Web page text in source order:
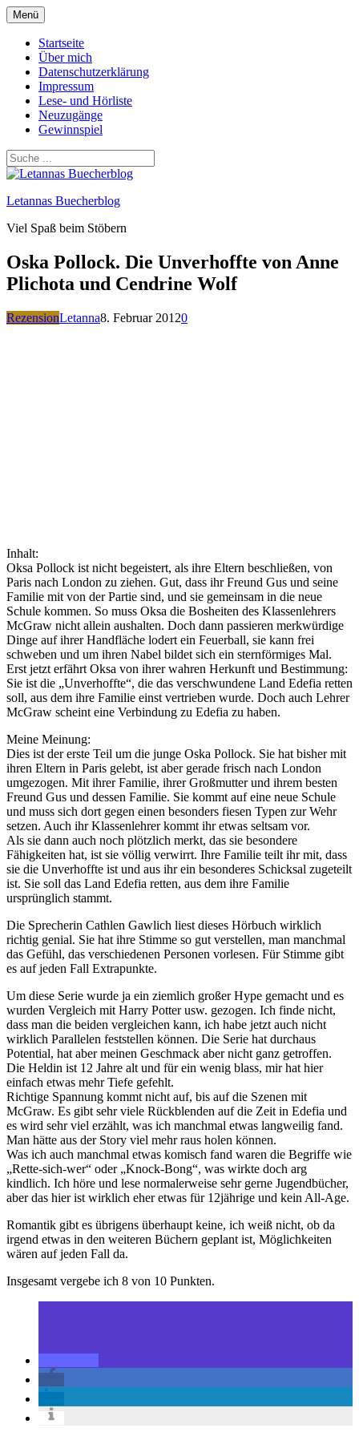
Zum
Inhalt
springen
Menü
Startseite
Über mich
Datenschutzerklärung
Impressum
Lese- und Hörliste
Neuzugänge
Gewinnspiel
Letannas Buecherblog
Viel Spaß beim Stöbern
Oska Pollock. Die Unverhoffte von Anne
Plichota und Cendrine Wolf
RezensionLetanna8. Februar 20120
Inhalt:
Oksa Pollock ist nicht begeistert, als ihre Eltern beschließen, von
Paris nach London zu ziehen. Gut, dass ihr Freund Gus und seine
Familie mit von der Partie sind, und sie gemeinsam in die neue
Schule kommen. So muss Oksa die Bosheiten des Klassenlehrers
McGraw nicht allein aushalten. Doch dann passieren merkwürdige
Dinge auf ihrer Handfläche lodert ein Feuerball, sie kann frei
schweben und um ihren Nabel bildet sich ein sternförmiges Mal.
Erst jetzt erfährt Oksa von ihrer wahren Herkunft und Bestimmung:
Sie ist die „Unverhoffte“, die das verschwundene Land Edefia retten
soll, aus dem ihre Familie einst vertrieben wurde. Doch auch Lehrer
McGraw scheint eine Verbindung zu Edefia zu haben.
Meine Meinung:
Dies ist der erste Teil um die junge Oska Pollock. Sie hat bisher mit
ihren Eltern in Paris gelebt, ist aber gerade frisch nach London
umgezogen. Mit ihrer Familie, ihrer Großmutter und ihrem besten
Freund Gus und dessen Familie. Sie kommt auf eine neue Schule
und muss sich dort gegen einen besonders fiesen Typen zur Wehr
setzen. Auch ihr Klassenlehrer kommt ihr etwas seltsam vor.
Als sie dann auch noch plötzlich merkt, das sie besondere
Fähigkeiten hat, ist sie völlig verwirrt. Ihre Familie teilt ihr mit, dass
sie die Unverhoffte ist und aus ihr ein besonderes Schicksal zugeteilt
ist. Sie soll das Land Edefia retten, aus dem ihre Familie
ursprünglich stammt.
Die Sprecherin Cathlen Gawlich liest dieses Hörbuch wirklich
richtig genial. Sie hat ihre Stimme so gut verstellen, man manchmal
das Gefühl, das verschiedenen Personen vorlesen. Für Stimme gibt
es auf jeden Fall Extrapunkte.
Um diese Serie wurde ja ein ziemlich großer Hype gemacht und es
wurden Vergleich mit Harry Potter usw. gezogen. Ich finde nicht,
dass man die beiden vergleichen kann, ich habe jetzt auch nicht
wirklich Parallelen feststellen können. Die Serie hat durchaus
Potential, hat aber meinen Geschmack aber nicht ganz getroffen.
Die Heldin ist 12 Jahre alt und für ein wenig blass, mir hat hier
einfach etwas mehr Tiefe gefehlt.
Richtige Spannung kommt nicht auf, bis auf die Szenen mit
McGraw. Es gibt sehr viele Rückblenden auf die Zeit in Edefia und
es wird sehr viel erzählt, was ich manchmal etwas langweilig fand.
Man hätte aus der Story viel mehr raus holen können.
Was ich auch manchmal etwas komisch fand waren die Begriffe wie
„Rette-sich-wer“ oder „Knock-Bong“, was wirkte doch arg
kindlich. Ich höre und lese normalerweise sehr gerne Jugendbücher,
aber das hier ist wirklich eher etwas für 12jährige und kein All-Age.
Romantik gibt es übrigens überhaupt keine, ich weiß nicht, ob da
irgend etwas in den weiteren Büchern geplant ist, Möglichkeiten
wären auf jeden Fall da.
Insgesamt vergebe ich 8 von 10 Punkten.